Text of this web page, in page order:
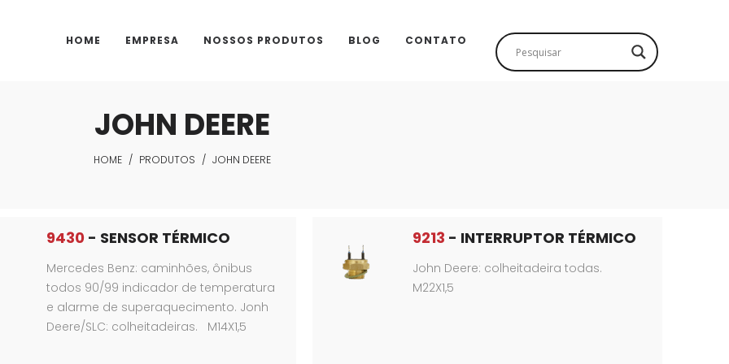
HOME EMPRESA NOSSOS PRODUTOS BLOG CONTATO
JOHN DEERE
HOME / PRODUTOS / JOHN DEERE
9430 - SENSOR TÉRMICO
Mercedes Benz: caminhões, ônibus
todos 90/99 indicador de temperatura
e alarme de superaquecimento. Jonh
Deere/SLC: colheitadeiras. M14X1,5
9213 - INTERRUPTOR TÉRMICO
John Deere: colheitadeira todas.
M22X1,5